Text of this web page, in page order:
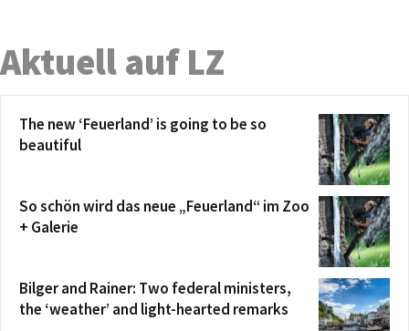
Aktuell auf LZ
The new ‘Feuerland’ is going to be so
beautiful
So schön wird das neue „Feuerland“ im Zoo
+ Galerie
Bilger and Rainer: Two federal ministers,
the ‘weather’ and light-hearted remarks